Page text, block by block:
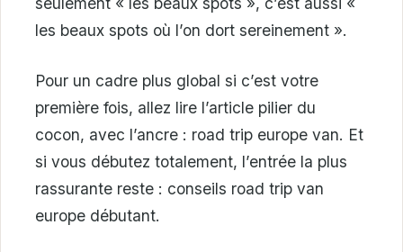
les beaux spots où l’on dort sereinement ».
Pour un cadre plus global si c’est votre
première fois, allez lire l’article pilier du
cocon, avec l’ancre : road trip europe van. Et
si vous débutez totalement, l’entrée la plus
rassurante reste : conseils road trip van
europe débutant.